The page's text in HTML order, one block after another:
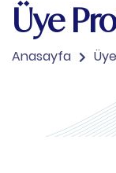
Üye
Anasayfa